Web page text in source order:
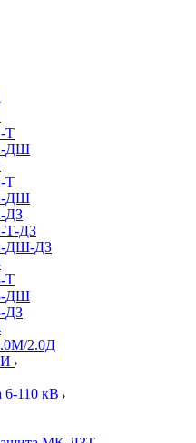
Т
ДШ
Т
ДШ
ДЗ
Т-ДЗ
ДШ-ДЗ
Т
ДШ
ДЗ
2.0Д
6-110 кВ